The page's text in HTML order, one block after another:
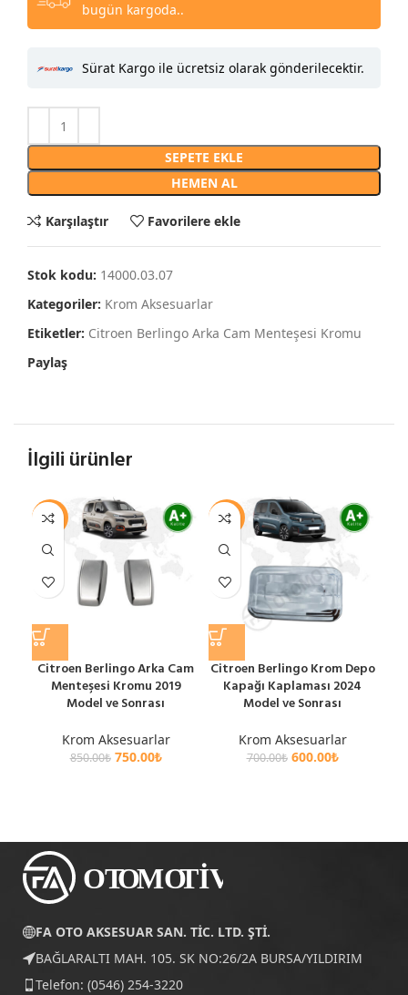
bugün kargoda..
Sürat Kargo ile ücretsiz olarak gönderilecektir.
SEPETE EKLE
HEMEN AL
Karşılaştır Favorilere ekle
Stok kodu: 14000.03.07
Kategoriler: Krom Aksesuarlar
Etiketler: Citroen Berlingo Arka Cam Menteşesi Kromu
Paylaş
İlgili ürünler
-12%
Citroen Berlingo Arka Cam
Menteşesi Kromu 2019
Model ve Sonrası
Krom Aksesuarlar
850.00₺ 750.00₺
-14%
Citroen Berlingo Krom Depo
Kapağı Kaplaması 2024
Model ve Sonrası
Krom Aksesuarlar
700.00₺ 600.00₺
FA OTO AKSESUAR SAN. TİC. LTD. ŞTİ.
BAĞLARALTI MAH. 105. SK NO:26/2A BURSA/YILDIRIM
Telefon: (0546) 254-3220